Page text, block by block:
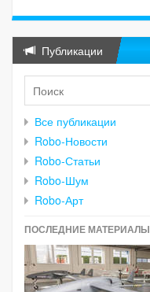
Публикации
Все публикации
Robo-Новости
Robo-Статьи
Robo-Шум
Robo-Арт
ПОСЛЕДНИЕ МАТЕРИАЛЫ